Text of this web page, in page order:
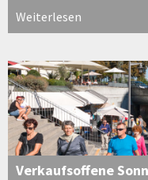
Weiterlesen
Verkaufsoffene